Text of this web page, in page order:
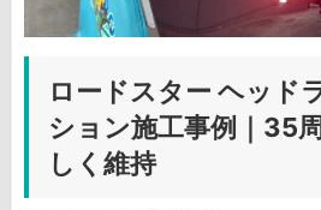
ロードスター ヘッド
ション施工事例｜35
しく維持